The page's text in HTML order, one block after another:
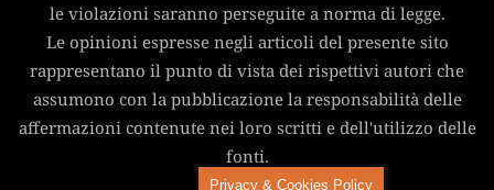
le violazioni saranno perseguite a norma di legge.
Le opinioni espresse negli articoli del presente sito
rappresentano il punto di vista dei rispettivi autori che
assumono con la pubblicazione la responsabilità delle
affermazioni contenute nei loro scritti e dell'utilizzo delle
fonti.
Privacy & Cookies Policy